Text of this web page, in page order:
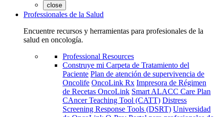
close
Professionales de la Salud
Encuentre recursos y herramientas para profesionales de la
salud en oncología.
Professional Resources
Construye mi Carpeta de Tratamiento del
Paciente Plan de atención de supervivencia de
Oncolife OncoLink Rx Impresora de Régimen
de Recetas OncoLink Smart ALACC Care Plan
CAncer Teaching Tool (CATT) Distress
Screening Response Tools (DSRT) Universidad